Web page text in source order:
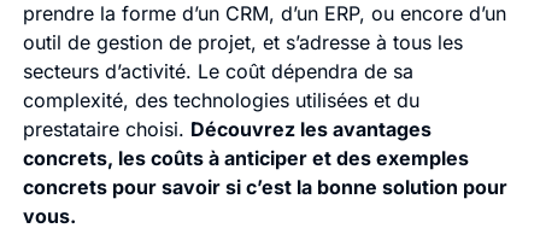
prendre la forme d’un CRM, d’un ERP, ou encore d’un
outil de gestion de projet, et s’adresse à tous les
secteurs d’activité. Le coût dépendra de sa
complexité, des technologies utilisées et du
prestataire choisi. Découvrez les avantages
concrets, les coûts à anticiper et des exemples
concrets pour savoir si c’est la bonne solution pour
vous.